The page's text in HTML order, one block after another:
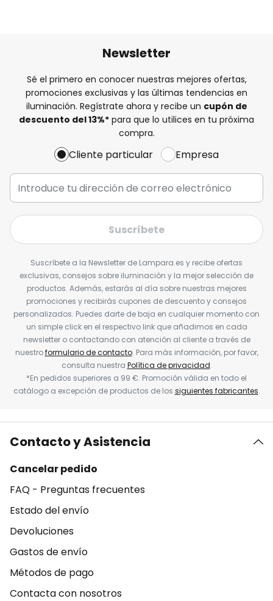
Newsletter
Sé el primero en conocer nuestras mejores ofertas,
promociones exclusivas y las últimas tendencias en
iluminación. Regístrate ahora y recibe un cupón de
descuento del13%* para que lo utilices en tu próxima
compra.
Cliente particular Empresa
Suscríbete
Suscríbete a la Newsletter de Lampara.es y recibe ofertas
exclusivas, consejos sobre iluminación y la mejor selección de
productos. Además, estarás al día sobre nuestras mejores
promociones y recibirás cupones de descuento y consejos
personalizados. Puedes darte de baja en cualquier momento con
un simple click en el respectivo link que añadimos en cada
newsletter o contactando con atención al cliente a través de
nuestroformulario de contacto. Para más información, por favor,
consulta nuestra Política de privacidad.
*En pedidos superiores a 99 €. Promoción válida en todo el
catálogo a excepción de productos de los siguientes fabricantes.
Contacto y Asistencia
Cancelar pedido
FAQ - Preguntas frecuentes
Estado del envío
Devoluciones
Gastos de envío
Métodos de pago
Contacta con nosotros